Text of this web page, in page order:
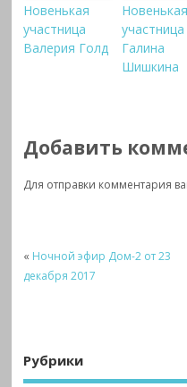
Новенькая
участница
Валерия Голд
Новенькая
участница
Галина
Шишкина
Добавить
Для отправки комментария
« Ночной эфир Дом-2 от 23
декабря 2017
Рубрики